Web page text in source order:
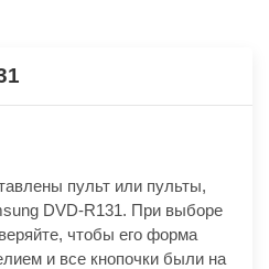
пульт или пульты,
DVD-R131. При выборе
чтобы его форма
и все кнопочки были на